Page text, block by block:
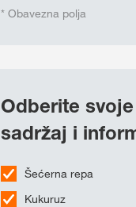
* Obavezna polja
Odberite
sadržaj i
Šećerna repa
Kukuruz